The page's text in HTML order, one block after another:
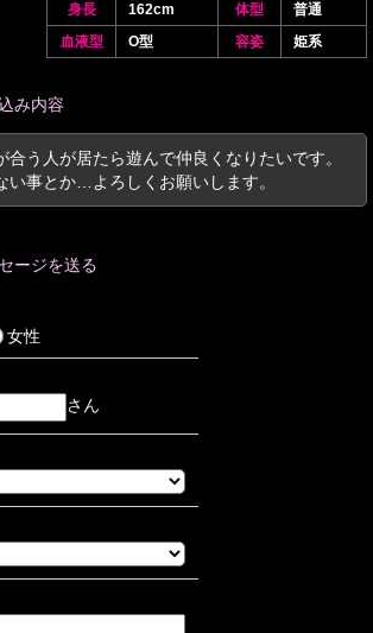
身長
162cm 体型
普通
血液型
O型 容姿 姫系
み内容
合う人が居たら遊んで仲良くなりたいです。
い事とか…よろしくお願いします。
ージを送る